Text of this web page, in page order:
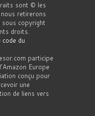
sont © les
retirerons
copyright
droits.
du
participe
Europe
conçu pour
une
de liens vers